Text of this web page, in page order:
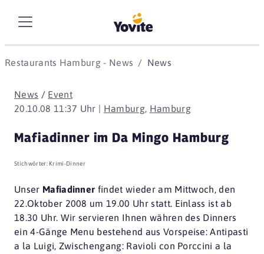
Restaurants Hamburg - News News
News / Event
20.10.08 11:37 Uhr | Hamburg, Hamburg
Mafiadinner im Da Mingo Hamburg
Stichwörter: Krimi-Dinner
Unser Mafiadinner findet wieder am Mittwoch, den
22.Oktober 2008 um 19.00 Uhr statt. Einlass ist ab
18.30 Uhr. Wir servieren Ihnen währen des Dinners
ein 4-Gänge Menu bestehend aus Vorspeise: Antipasti
a la Luigi, Zwischengang: Ravioli con Porccini a la